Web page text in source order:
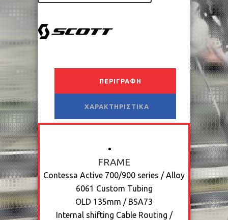
ΠΕΡΙΓΡΑΦΉ
ΧΑΡΑΚΤΗΡΙΣΤΙΚΆ
FRAME
Contessa Active 700/900 series / Alloy
6061 Custom Tubing
OLD 135mm / BSA73
Internal shifting Cable Routing /